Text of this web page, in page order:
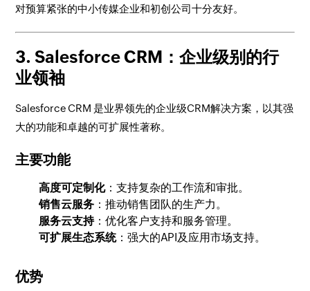
对预算紧张的中小传媒企业和初创公司十分友好。
3. Salesforce CRM：企业级别的行
业领袖
Salesforce CRM 是业界领先的企业级CRM解决方案，以其强
大的功能和卓越的可扩展性著称。
主要功能
高度可定制化：支持复杂的工作流和审批。
销售云服务 ：推动销售团队的生产力。
服务云支持：优化客户支持和服务管理。
可扩展生态系统：强大的API及应用市场支持。
优势